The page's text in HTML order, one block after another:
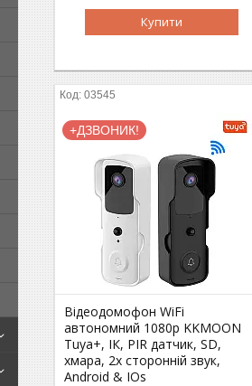
Купити
03545
+ДЗВОНИК!
Відеодомофон WiFi
автономний 1080p KKMOON
Tuya+, ІК, PIR датчик, SD,
хмара, 2х сторонній звук,
Android & IOs